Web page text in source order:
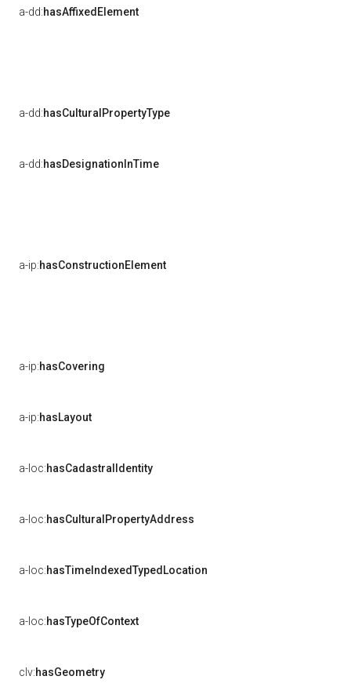
a-dd:hasAffixedElement
a-dd:hasCulturalPropertyType
a-dd:hasDesignationInTime
a-ip:hasConstructionElement
a-ip:hasCovering
a-ip:hasLayout
a-loc:hasCadastralIdentity
a-loc:hasCulturalPropertyAddress
a-loc:hasTimeIndexedTypedLocation
a-loc:hasTypeOfContext
clv:hasGeometry